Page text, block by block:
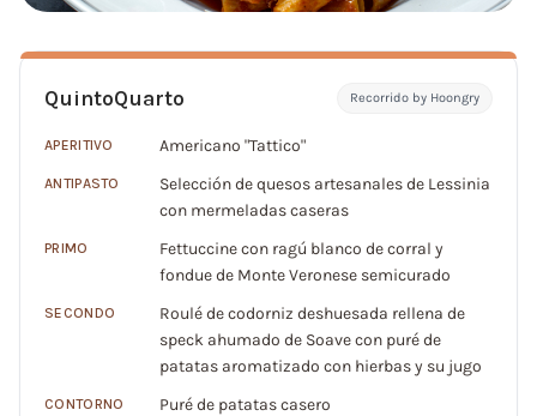
QuintoQuarto Recorrido by Hoongry
APERITIVO Americano "Tattico"
ANTIPASTO
Selección de quesos artesanales de Lessinia
con mermeladas caseras
PRIMO
Fettuccine con ragú blanco de corral y
fondue de Monte Veronese semicurado
SECONDO
Roulé de codorniz deshuesada rellena de
speck ahumado de Soave con puré de
patatas aromatizado con hierbas y su jugo
CONTORNO Puré de patatas casero